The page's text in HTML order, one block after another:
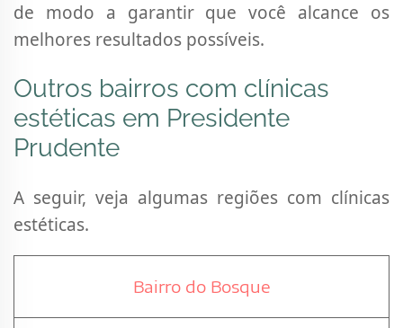
de modo a garantir que você alcance os
melhores resultados possíveis.
Outros bairros com clínicas
estéticas em Presidente
Prudente
A seguir, veja algumas regiões com clínicas
estéticas.
Bairro do Bosque